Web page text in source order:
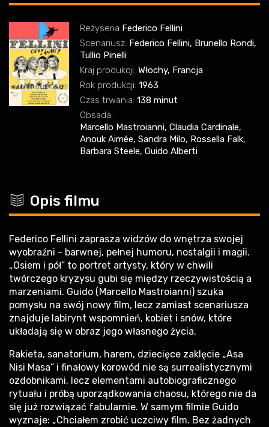
Reżyseria Federico Fellini
Scenariusz: Federico Fellini, Brunello Rondi,
Tullio Pinelli
Kraj produkcji: Włochy, Francja
Rok produkcji: 1963
Czas trwania: 138 minut
Obsada:
Marcello Mastroianni, Claudia Cardinale,
Anouk Aimée, Sandra Milo, Rossella Falk,
Barbara Steele, Guido Alberti
c Opis filmu
Federico Fellini zaprasza widzów do wnętrza swojej
wyobraźni - barwnej, pełnej humoru, nostalgii i magii.
„Osiem i pół” to portret artysty, który w chwili
twórczego kryzysu gubi się między rzeczywistością a
marzeniami. Guido (Marcello Mastroianni) szuka
pomysłu na swój nowy film, lecz zamiast scenariusza
znajduje labirynt wspomnień, kobiet i snów, które
układają się w obraz jego własnego życia.
Rakieta, sanatorium, harem, dziecięce zaklęcie „Asa
Nisi Masa” i finałowy korowód nie są surrealistycznymi
ozdobnikami, lecz elementami autobiograficznego
rytuału i próbą uporządkowania chaosu, którego nie da
się już rozwiązać fabularnie. W samym filmie Guido
wyznaje: „Chciałem zrobić uczciwy film. Bez żadnych